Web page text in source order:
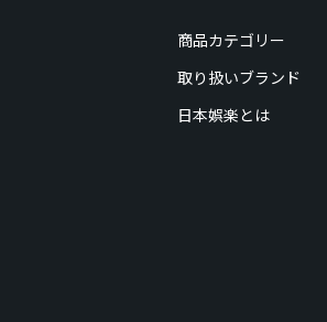
商品カテゴリー
取り扱いブランド
日本娯楽とは